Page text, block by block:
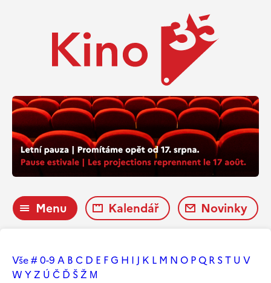
Menu Kalendář Novinky
Vše# 0-9 A B C D E FG H I J K L M N O PQ R ST U V
W YZ Ú Č Ď ŠŽ М